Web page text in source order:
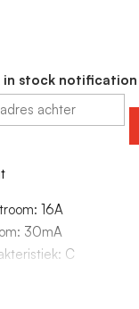
in stock notification
16A
30mA
C
eenheden: 4